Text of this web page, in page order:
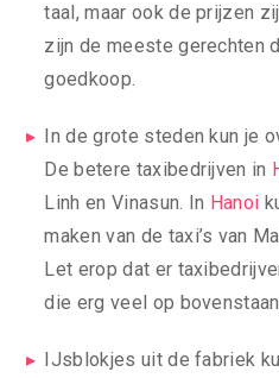
taal, maar ook de prijzen
zijn de meeste gerechten
goedkoop.
In de grote steden kun je
De betere taxibedrijven in
Linh en Vinasun. In Hanoi
maken van de taxi’s van
Let erop dat er
die erg veel op
IJsblokjes uit de fabriek